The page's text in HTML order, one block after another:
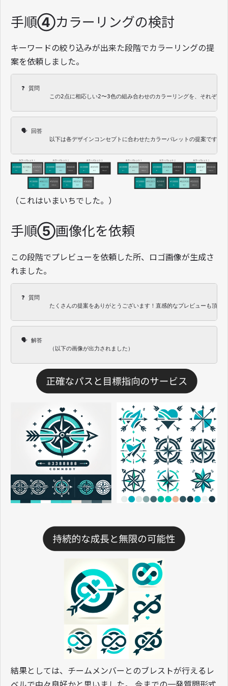
手順④カラーリングの検討
キーワードの絞り込みが出来た段階でカラーリングの提
案を依頼しました。
❓ 質問
この2点に相応しい2〜3色の組み合わせのカラーリングを、それぞれ5個
🗣 回答
以下は各デザインコンセプトに合わせたカラーパレットの提案です。
（これはいまいちでした。）
手順⑤画像化を依頼
この段階でプレビューを依頼した所、ロゴ画像が生成さ
れました。
❓ 質問
たくさんの提案をありがとうございます！直感的なプレビューも頂けま
🗣 解答
（以下の画像が出力されました）
結果としては、チームメンバーとのブレストが行えるレ